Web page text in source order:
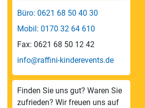
Büro: 0621 68 50 40 30
Mobil: 0170 32 64 610
Fax: 0621 68 50 12 42
info@raffini-kinderevents.de
Finden Sie uns gut? Waren Sie
zufrieden? Wir freuen uns auf